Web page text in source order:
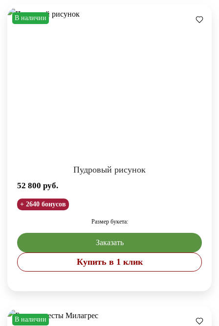
В наличии
Пудровый рисунок
52 800 руб.
+ 2640 бонусов
Размер букета:
Заказать
Купить в 1 клик
В наличии